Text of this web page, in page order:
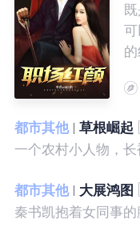
都市其他
草根崛起
都市其他
大展鸿图